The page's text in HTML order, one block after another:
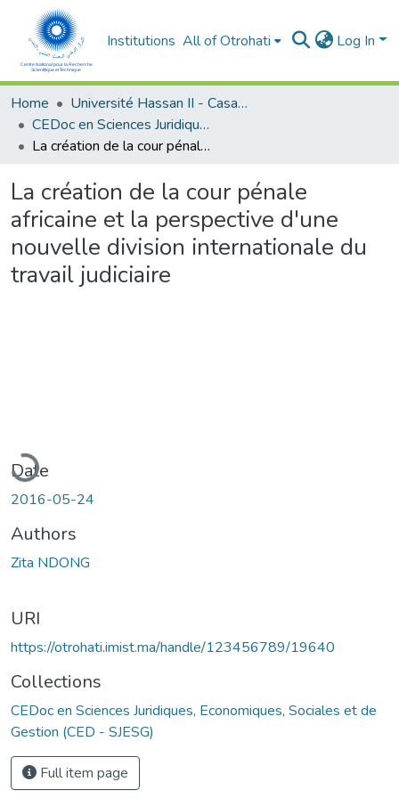
Institutions All of Otrohati Log In
Home
Université Hassan II - Casablanca
CEDoc en Sciences Juridiques, Economiques, Sociales et de Gestion (CED - SJESG)
La création de la cour pénale africaine et la perspective d'une nouvelle division internationale du travail judiciaire
La création de la cour pénale
africaine et la perspective d'une
nouvelle division internationale du
travail judiciaire
Date
2016-05-24
Authors
Zita NDONG
URI
https://otrohati.imist.ma/handle/123456789/19640
Collections
CEDoc en Sciences Juridiques, Economiques, Sociales et de
Gestion (CED - SJESG)
Full item page